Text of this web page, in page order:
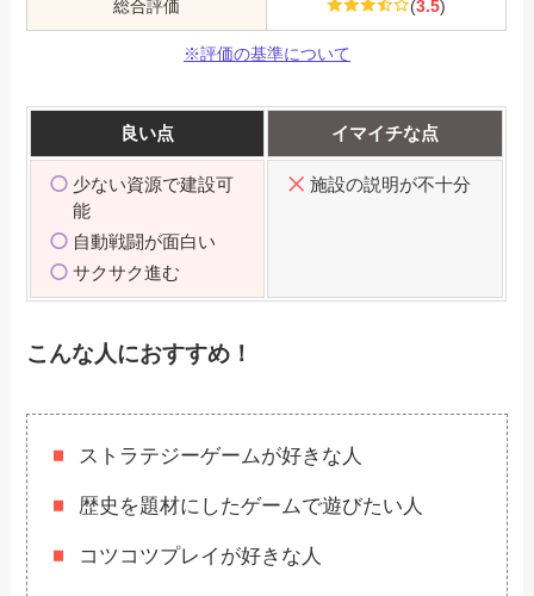
総合評価 (3.5)
※評価の基準について
良い点 イマイチな点
少ない資源で建設可
能
自動戦闘が面白い
サクサク進む
施設の説明が不十分
こんな人におすすめ！
ストラテジーゲームが好きな人
歴史を題材にしたゲームで遊びたい人
コツコツプレイが好きな人